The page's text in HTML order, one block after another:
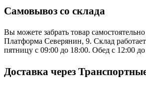
Самовывоз со склада
Вы можете забрать товар
Платформа Северянин, 9. Склад
пятницу с 09:00 до 18:00. Обед с 12:00
Доставка через